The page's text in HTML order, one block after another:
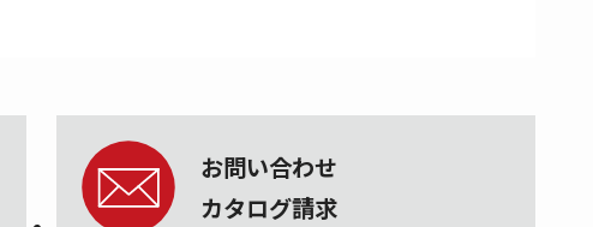
お問い合わせ
カタログ請求